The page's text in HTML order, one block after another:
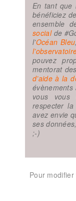
En tant que
bénéficiez
ensemble
socialde
l’Océan Bleu
pouvez
mentorat des
d’aide à la
vous vous
respecter la
avez envie
ses
;-)
Pour